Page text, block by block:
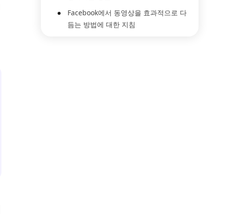
Facebook에서 동영상을 효과적으로 다
듬는 방법에 대한 지침